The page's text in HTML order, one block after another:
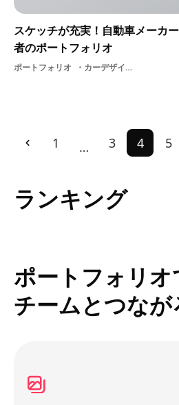
スケッチが充実！自動車メーカ
者のポートフォリオ
ポートフォリオ カーデザイナー
1 … 3 4 5
ランキング
ポートフォリ
チームとつなが